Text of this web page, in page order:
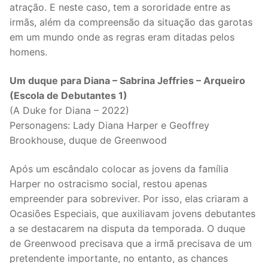
atração. E neste caso, tem a sororidade entre as
irmãs, além da compreensão da situação das garotas
em um mundo onde as regras eram ditadas pelos
homens.
Um duque para Diana – Sabrina Jeffries – Arqueiro
(Escola de Debutantes 1)
(A Duke for Diana – 2022)
Personagens: Lady Diana Harper e Geoffrey
Brookhouse, duque de Greenwood
Após um escândalo colocar as jovens da família
Harper no ostracismo social, restou apenas
empreender para sobreviver. Por isso, elas criaram a
Ocasiões Especiais, que auxiliavam jovens debutantes
a se destacarem na disputa da temporada. O duque
de Greenwood precisava que a irmã precisava de um
pretendente importante, no entanto, as chances